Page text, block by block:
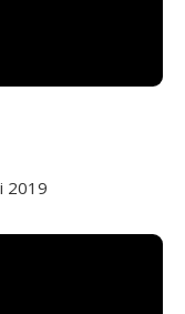
2019